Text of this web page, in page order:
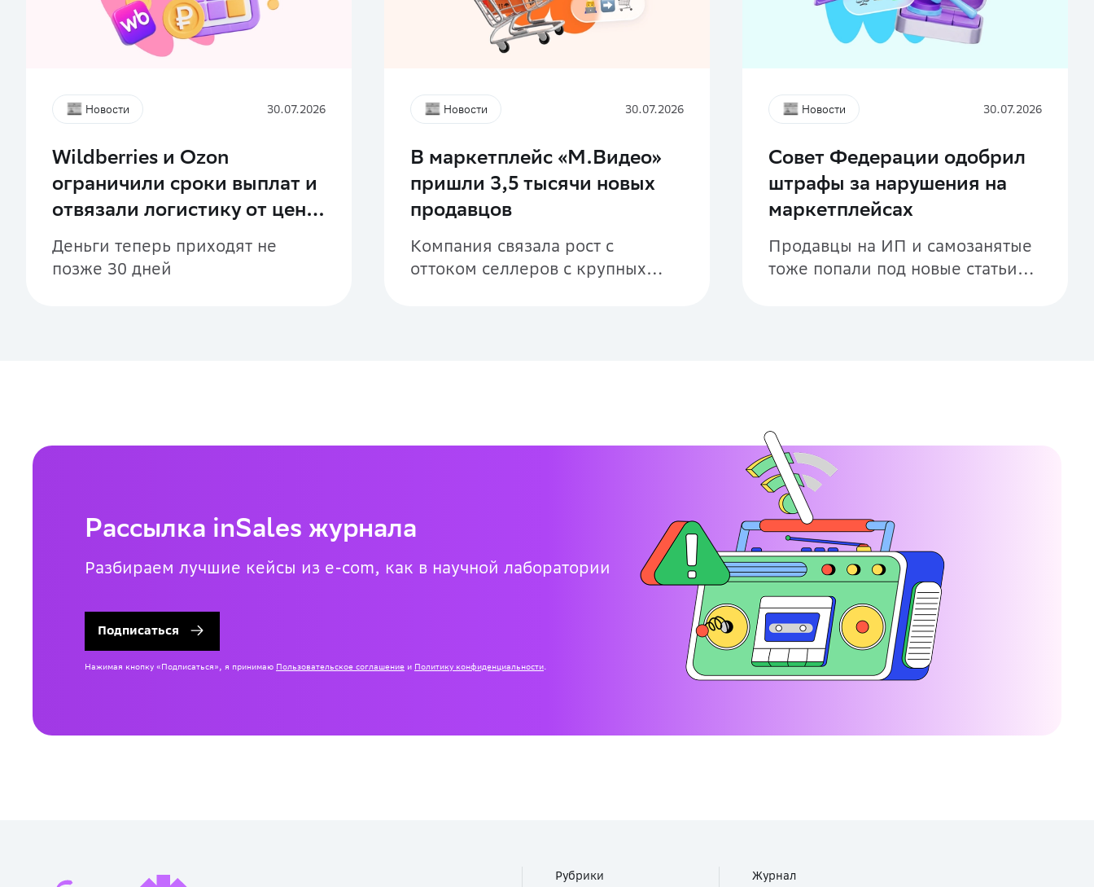
Новости 30.07.2026
Wildberries и Ozon
ограничили сроки выплат и
отвязали логистику от цены
товара
Деньги теперь приходят не
позже 30 дней
Новости 30.07.2026
В маркетплейс «М.Видео»
пришли 3,5 тысячи новых
продавцов
Компания связала рост с
оттоком селлеров с крупных
Новости 30.07.2026
Совет Федерации одобрил
штрафы за нарушения на
маркетплейсах
Продавцы на ИП и самозанятые
тоже попали под новые статьи
Рассылка inSales журнала
Разбираем лучшие кейсы из e-com, как в научной лаборатории
Подписаться
Нажимая кнопку «Подписаться», я принимаю Пользовательское соглашение и Политику конфиденциальности.
Рубрики Журнал